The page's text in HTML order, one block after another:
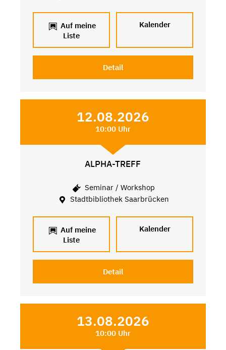
Auf meine
Liste
Kalender
Detail
12.08.2026
10:00 Uhr
ALPHA-TREFF
Seminar / Workshop
Stadtbibliothek Saarbrücken
Auf meine
Liste
Kalender
Detail
13.08.2026
10:00 Uhr